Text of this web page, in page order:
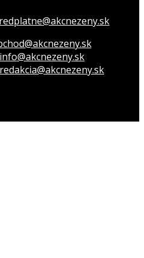
info@akcnezeny.sk
redakcia@akcnezeny.sk